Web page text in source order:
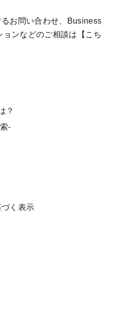
お問い合わせ、Business
ンなどのご相談は 【こち
？
-
く表示